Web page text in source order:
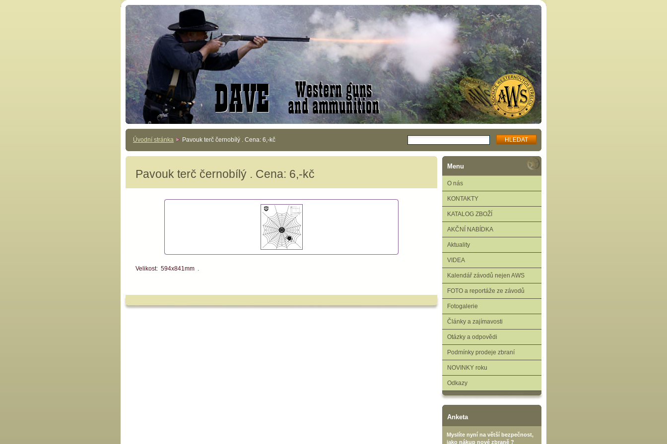
Úvodní stránka Pavouk terč černobílý . Cena: 6,-kč
Pavouk terč černobílý . Cena: 6,-kč
Velikost: 594x841mm .
Menu
O nás
KONTAKTY
KATALOG ZBOŽÍ
AKČNÍ NABÍDKA
Aktuality
VIDEA
Kalendář závodů nejen AWS
FOTO a reportáže ze závodů
Fotogalerie
Články a zajímavosti
Otázky a odpovědi
Podmínky prodeje zbraní
NOVINKY roku
Odkazy
Anketa
Myslíte nyní na větší bezpečnost,
jako nákup nové zbraně ?